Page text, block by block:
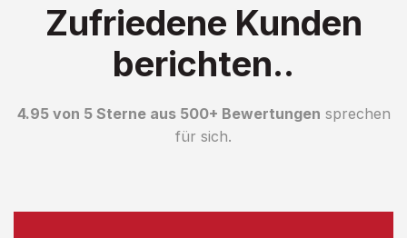
Zufriedene Kunden
berichten..
4.95 von 5 Sterne aus 500+ Bewertungen sprechen
für sich.